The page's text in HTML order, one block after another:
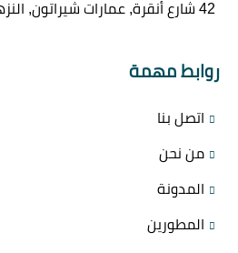
42 شارع أنقرة, عمارات شيراتون, النزهة
روابط مهمة
اتصل بنا
من نحن
المدونة
المطورين